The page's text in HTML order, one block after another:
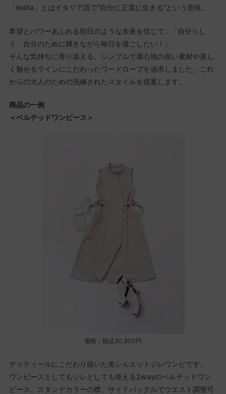
「lealta」とはイタリア語で“自分に正直に生きる”という意味。
希望とパワーあふれる朝日のような未来を信じて…「自分らし
く、自分のために輝きながら毎日を過ごしたい！」
そんな気持ちに寄り添える、シンプルで着心地の良い素材や美し
く魅せるラインにこだわったワードローブを追求しました。これ
からの大人のための洗練されたスタイルを提案します。
商品の一例
＜ベルテッドワンピース＞
価格：税込30,800円
ディティールにこだわり抜いた美シルエットジレワンピです。
ワンピースとしてもジレとしても使える2wayのベルテッドワン
ピース。スタンドカラーの襟、サイドバックルでウエスト調整可